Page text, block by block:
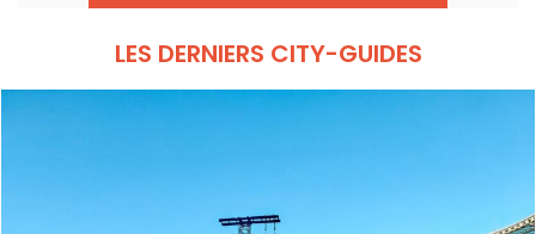
LES DERNIERS CITY-GUIDES